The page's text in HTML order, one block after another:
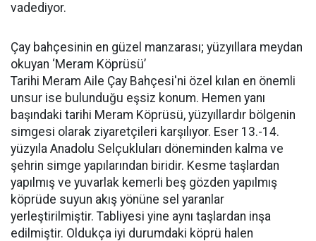
vadediyor.
Çay bahçesinin en güzel manzarası; yüzyıllara meydan
okuyan ‘Meram Köprüsü’
Tarihi Meram Aile Çay Bahçesi'ni özel kılan en önemli
unsur ise bulunduğu eşsiz konum. Hemen yanı
başındaki tarihi Meram Köprüsü, yüzyıllardır bölgenin
simgesi olarak ziyaretçileri karşılıyor. Eser 13.-14.
yüzyıla Anadolu Selçukluları döneminden kalma ve
şehrin simge yapılarından biridir. Kesme taşlardan
yapılmış ve yuvarlak kemerli beş gözden yapılmış
köprüde suyun akış yönüne sel yaranlar
yerleştirilmiştir. Tabliyesi yine aynı taşlardan inşa
edilmiştir. Oldukça iyi durumdaki köprü halen